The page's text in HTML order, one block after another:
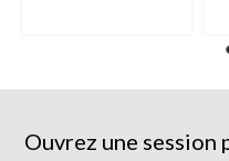
Ouvrez une